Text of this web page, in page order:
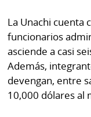
La Unachi cuenta
funcionarios
asciende a casi
Además,
devengan, entre
10,000 dólares al